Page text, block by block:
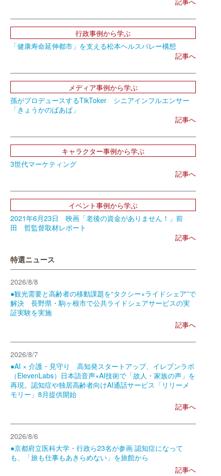
行政事例から学ぶ
「健康寿命延伸都市」を支える松本ヘルスバレー構想
記事へ
メディア事例から学ぶ
孫がプロデュースするTikToker シニアインフルエンサー
「きょうかのばあば」
記事へ
キャラクター事例から学ぶ
3世代マーケティング
記事へ
イベント事例から学ぶ
2021年6月23日 映画「老後の資金がありません！」前
田 哲監督取材レポート
記事へ
特選ニュース
2026/8/8
●観光需要と高齢者の移動課題を“タクシー×ライドシェア”で
解決 長野県・駒ヶ根市で公共ライドシェアサービスの実
証実験を実施
記事へ
2026/8/7
●AI × 介護・見守り 高知発スタートアップ、イレブンラボ
（ElevenLabs）日本語音声×AI技術で「故人・家族の声」を
再現。認知症や独居高齢者向けAI通話サービス「リリーメ
モリー」8月提供開始
記事へ
2026/8/6
●京都府立医科大学・行政ら23名が参画 認知症になって
も、「旅も仕事もあきらめない」を旅館から
記事へ